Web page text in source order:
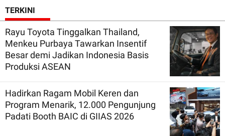
TERKINI
Rayu Toyota Tinggalkan Thailand,
Menkeu Purbaya Tawarkan Insentif
Besar demi Jadikan Indonesia Basis
Produksi ASEAN
Hadirkan Ragam Mobil Keren dan
Program Menarik, 12.000 Pengunjung
Padati Booth BAIC di GIIAS 2026